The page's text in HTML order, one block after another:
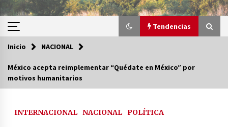
Tendencias
Tendencias
Inicio NACIONAL
México acepta reimplementar “Quédate en México” por
motivos humanitarios
INTERNACIONAL NACIONAL POLÍTICA